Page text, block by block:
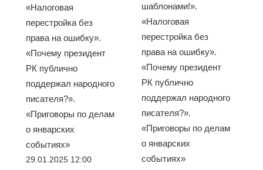
«Налоговая
перестройка без
права на ошибку».
«Почему президент
РК публично
поддержал народного
писателя?».
«Приговоры по делам
о январских
событиях»
29.01.2025 12:00
шаблонами!».
«Налоговая
перестройка без
права на ошибку».
«Почему президент
РК публично
поддержал народного
писателя?».
«Приговоры по делам
о январских
событиях»